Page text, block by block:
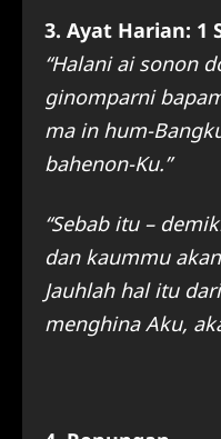
3. Ayat Harian: 1
“Halani ai sonon
ginomparni
ma in hum-
bahenon-Ku.”
“Sebab itu –
dan kaummu
Jauhlah hal itu
menghina Aku,